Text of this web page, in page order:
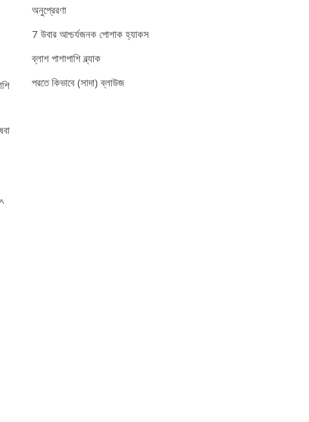
অনুপ্রেরণা
7 উবার আশ্চর্যজনক পোশাক হ্যাকস
ব্লাশ পাশাপাশি ব্ল্যাক
পরতে কিভাবে (সাদা) ব্লাউজ